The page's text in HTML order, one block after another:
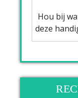
Hou bij
deze